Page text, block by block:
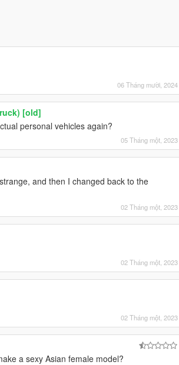
06 Tháng mười, 2024
[old]
personal vehicles again?
05 Tháng một, 2023
and then I changed back to the
02 Tháng một, 2023
02 Tháng một, 2023
02 Tháng một, 2023
a sexy Asian female model?